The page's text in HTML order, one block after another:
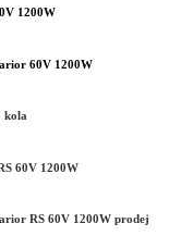
1200W
60V 1200W
kola
60V 1200W
RS 60V 1200W prodej